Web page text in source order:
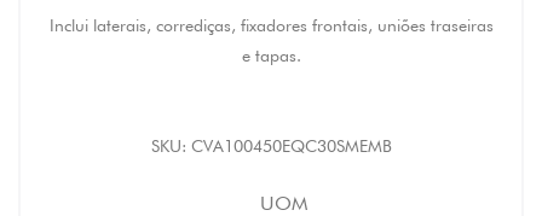
Inclui laterais, corrediças, fixadores frontais, uniões traseiras
e tapas.
SKU: CVA100450EQC30SMEMB
UOM